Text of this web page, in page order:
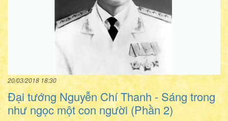
20/03/2018 18:30
Đại tướng Nguyễn Chí Thanh - Sáng trong
như ngọc một con người (Phần 2)